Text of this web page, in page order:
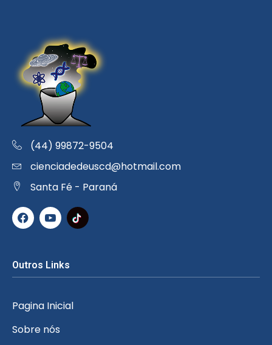
(44) 99872-9504
cienciadedeuscd@hotmail.com
Santa Fé - Paraná
Outros Links
Pagina Inicial
Sobre nós